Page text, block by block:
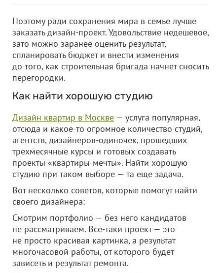
Поэтому ради сохранения мира в семье лучше
заказать дизайн-проект. Удовольствие недешевое,
зато можно заранее оценить результат,
спланировать бюджет и внести изменения
до того, как строительная бригада начнет сносить
перегородки.
Как найти хорошую студию
Дизайн квартир в Москве — услуга популярная,
отсюда и какое-то огромное количество студий,
агентств, дизайнеров-одиночек, прошедших
трехмесячные курсы и готовых создавать
проекты «квартиры-мечты». Найти хорошую
студию при таком выборе — та еще задача.
Вот несколько советов, которые помогут найти
своего дизайнера:
Смотрим портфолио — без него кандидатов
не рассматриваем. Все-таки проект — это
не просто красивая картинка, а результат
многочасовой работы, от которого будет
зависеть и результат ремонта.